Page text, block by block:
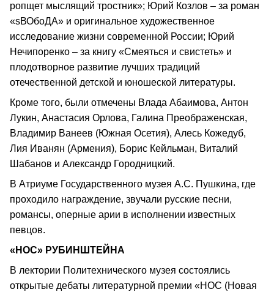
ропщет мыслящий тростник»; Юрий Козлов – за роман
«sВОбоДА» и оригинальное художественное
исследование жизни современной России; Юрий
Нечипоренко – за книгу «Смеяться и свистеть» и
плодотворное развитие лучших традиций
отечественной детской и юношеской литературы.
Кроме того, были отмечены Влада Абаимова, Антон
Лукин, Анастасия Орлова, Галина Преображенская,
Владимир Ванеев (Южная Осетия), Алесь Кожедуб,
Лия Иванян (Армения), Борис Кейльман, Виталий
Шабанов и Александр Городницкий.
В Атриуме Государственного музея А.С. Пушкина, где
проходило награждение, звучали русские песни,
романсы, оперные арии в исполнении известных
певцов.
«НОС» РУБИНШТЕЙНА
В лектории Политехнического музея состоялись
открытые дебаты литературной премии «НОС (Новая